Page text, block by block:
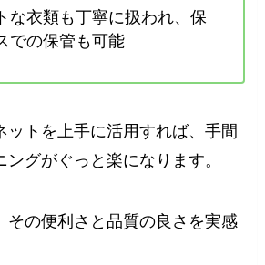
な衣類も丁寧に扱われ、保
での保管も可能
ットを上手に活用すれば、手間
グがぐっと楽になります。
その便利さと品質の良さを実感